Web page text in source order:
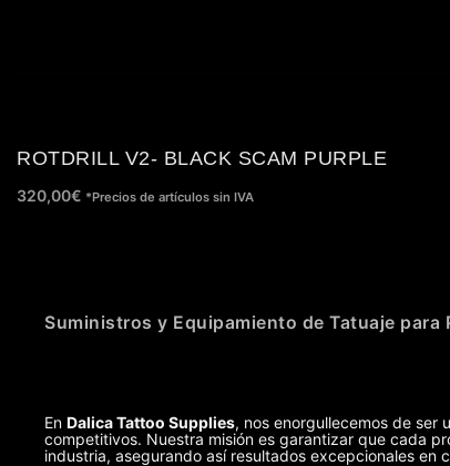
ROTDRILL V2- BLACK SCAM PURPLE
320,00€ *Precios de artículos sin IVA
Suministros y Equipamiento de Tatuaje para
En Dalica Tattoo Supplies, nos enorgullecemos de ser
competitivos. Nuestra misión es garantizar que cada
industria, asegurando así resultados excepcionales en